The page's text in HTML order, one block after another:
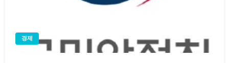
경제